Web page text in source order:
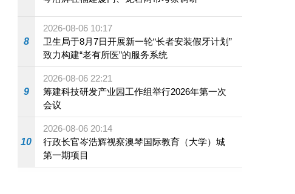
8
2026-08-06 10:17
卫生局于8月7日开展新一轮“长者安装假牙计划”
致力构建“老有所医”的服务系统
9
2026-08-06 22:21
筹建科技研发产业园工作组举行2026年第一次
会议
10
2026-08-06 20:14
行政长官岑浩辉视察澳琴国际教育（大学）城
第一期项目